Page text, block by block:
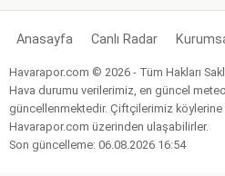
Anasayfa Canlı Radar
Havarapor.com © 2026 - Tüm Hakları
Hava durumu verilerimiz, en güncel
güncellenmektedir. Çiftçilerimiz
Havarapor.com üzerinden ulaşabilirler.
Son güncelleme: 06.08.2026 16:54